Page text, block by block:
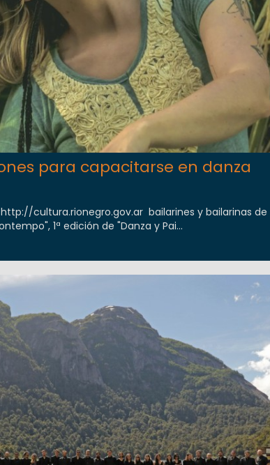
para capacitarse en danza
cultura.rionegro.gov.ar bailarines y bailarinas
1ª edición de "Danza y Pai...